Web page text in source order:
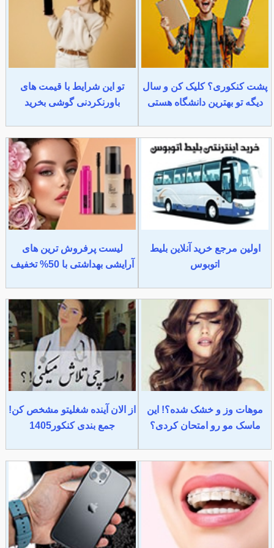
پشت کنکوری؟ کلیک کن و سال
دیگه تو بهترین دانشگاه هستی
تو این شرایط با قیمت های
باورنکردنی گوشی بخرید
اولین مرجع خرید آنلاین بلیط
اتوبوس
لیست پرفروش ترین های
آرایشی بهداشتی با 50% تخفیف
موهات وز و خشک شده؟! این
ماسک مو رو امتحان کردی؟
از الان آینده شغلیتو مشخص کن!
جمع بندی کنکور1405